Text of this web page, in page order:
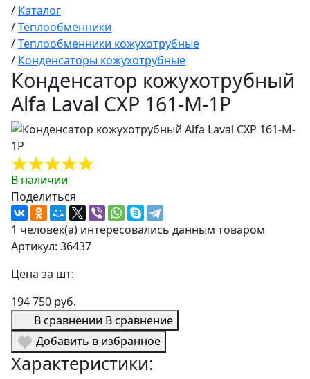
/ Каталог
/Теплообменники
/Теплообменники кожухотрубные
/ Конденсаторы кожухотрубные
Конденсатор кожухотрубный
Alfa Laval CXP 161-M-1P
В наличии
Поделиться
1 человек(а) интересовались данным товаром
Артикул: 36437
Цена за шт:
194 750 руб.
В сравнении В сравнение
Добавить в избранное
Характеристики: